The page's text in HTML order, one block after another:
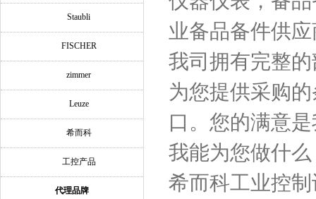
Staubli
FISCHER
zimmer
Leuze
希而科
工控产品
代理品牌
业备品备件供
我司拥有完整
为您提供采购
口。您的满意
我能为您做什
希而科工业控